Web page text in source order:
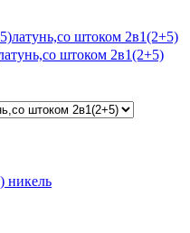
штоком 2в1(2+5)